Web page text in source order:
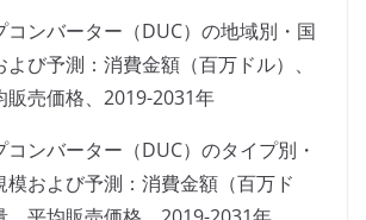
コンバーター（DUC）の地域別・国
び予測：消費金額（百万ドル）、
販売価格、2019-2031年
ンバーター（DUC）のタイプ別・
模および予測：消費金額（百万ド